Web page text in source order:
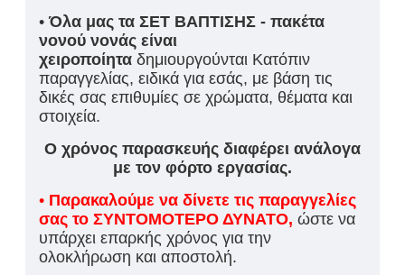
•Όλα μας τα ΣΕΤ ΒΑΠΤΙΣΗΣ - πακέτα
νονού νονάς είναι
χειροποίητα δημιουργούνται Κατόπιν
παραγγελίας, ειδικά για εσάς, με βάση τις
δικές σας επιθυμίες σε χρώματα, θέματα και
στοιχεία.
Ο χρόνος παρασκευής διαφέρει ανάλογα
με τον φόρτο εργασίας.
• Παρακαλούμε να δίνετε τις παραγγελίες
σας το ΣΥΝΤΟΜΟΤΕΡΟ ΔΥΝΑΤΟ, ώστε να
υπάρχει επαρκής χρόνος για την
ολοκλήρωση και αποστολή.